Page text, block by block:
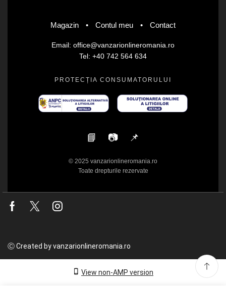
Magazin • Contul meu • Contact
Email: office@vanzarionlineromania.ro
Tel: +40 742 564 634
PROTECȚIA CONSUMATORULUI
📘 📷 📌
© 2025 vanzarionlineromania.ro
Toate drepturile rezervate
Facebook
Twitter
Ⓒ Created by vanzarionlineromania.ro
View non-AMP version